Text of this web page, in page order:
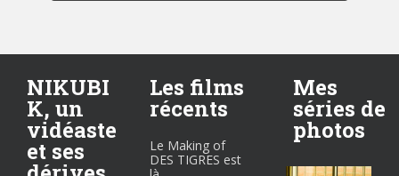
NIKUBI
K, un
vidéaste
et ses
Les films
récents
Le Making of
DES TIGRES est
Mes
séries de
photos